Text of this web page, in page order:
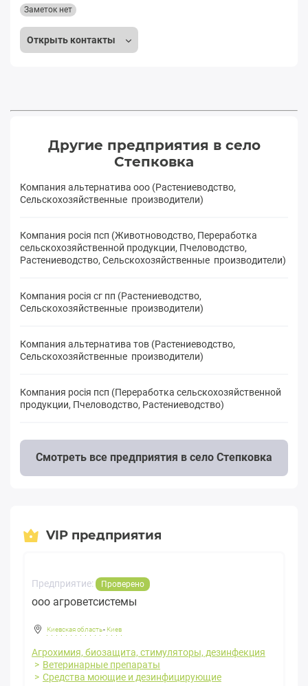
Открыть контакты
Заметок нет
Другие предприятия в село
Степковка
Компания альтернатива ооо (Растениеводство,
Сельскохозяйственные производители)
Компания росія псп (Животноводство, Переработка
сельскохозяйственной продукции, Пчеловодство,
Растениеводство, Сельскохозяйственные производители)
Компания росія сг пп (Растениеводство,
Сельскохозяйственные производители)
Компания альтернатива тов (Растениеводство,
Сельскохозяйственные производители)
Компания росія псп (Переработка сельскохозяйственной
продукции, Пчеловодство, Растениеводство)
Смотреть все предприятия в село Степковка
VIP предприятия
Предприятие: Проверено
ооо агроветсистемы
Киевская область- Киев
Агрохимия, биозащита, стимуляторы, дезинфекция
Ветеринарные препараты
Средства моющие и дезинфицирующие